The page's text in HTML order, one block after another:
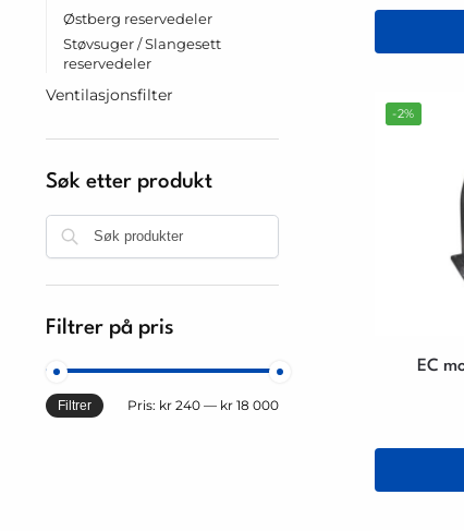
-2%
EC
Østberg reservedeler
Støvsuger / Slangesett
reservedeler
Ventilasjonsfilter
Søk etter produkt
Filtrer på pris
Filtrer Pris: kr 240 — kr 18 000